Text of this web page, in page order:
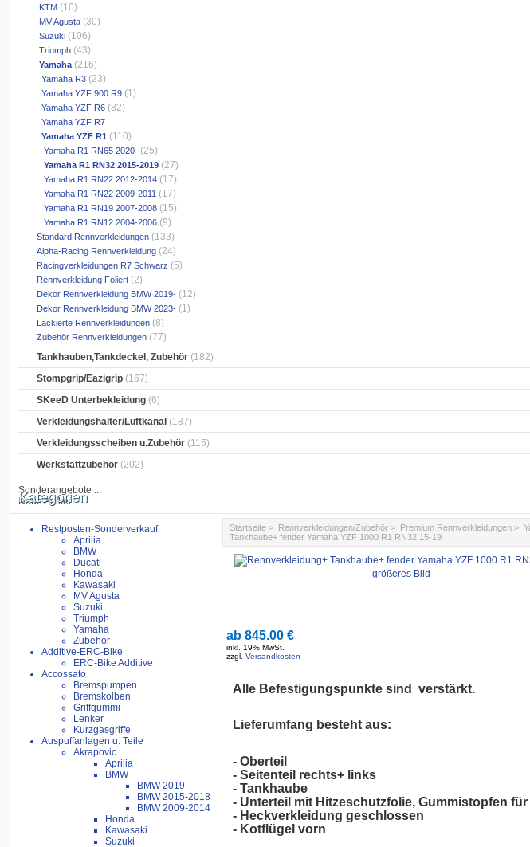
KTM (10)
MV Agusta (30)
Suzuki (106)
Triumph (43)
Yamaha(216)
Yamaha R3 (23)
Yamaha YZF 900 R9 (1)
Yamaha YZF R6 (82)
Yamaha YZF R7
Yamaha YZF R1 (110)
Yamaha R1 RN65 2020- (25)
Yamaha R1 RN32 2015-2019 (27)
Yamaha R1 RN22 2012-2014 (17)
Yamaha R1 RN22 2009-2011 (17)
Yamaha R1 RN19 2007-2008 (15)
Yamaha R1 RN12 2004-2006 (9)
Standard Rennverkleidungen (133)
Alpha-Racing Rennverkleidung (24)
Racingverkleidungen R7 Schwarz (5)
Rennverkleidung Foliert (2)
Dekor Rennverkleidung BMW 2019- (12)
Dekor Rennverkleidung BMW 2023- (1)
Lackierte Rennverkleidungen (8)
Zubehör Rennverkleidungen (77)
Tankhauben,Tankdeckel, Zubehör (182)
Stompgrip/Eazigrip (167)
SKeeD Unterbekleidung (6)
Verkleidungshalter/Luftkanal (187)
Verkleidungsscheiben u.Zubehör (115)
Werkstattzubehör (202)
Sonderangebote ...
Neue Artikel ...
Kategorien
Restposten-Sonderverkauf
Aprilia
BMW
Ducati
Honda
Kawasaki
MV Agusta
Suzuki
Triumph
Yamaha
Zubehör
Additive-ERC-Bike
ERC-Bike Additive
Accossato
Bremspumpen
Bremskolben
Griffgummi
Lenker
Kurzgasgriffe
Auspuffanlagen u. Teile
Akrapovic
Aprilia
BMW
BMW 2019-
BMW 2015-2018
BMW 2009-2014
Honda
Kawasaki
Suzuki
Startseite > Rennverkleidungen/Zubehör > Premium Rennverkleidungen >
Tankhaube+ fender Yamaha YZF 1000 R1 RN32 15-19
größeres Bild
ab845.00 €
inkl. 19% MwSt.
zzgl.Versandkosten
Alle Befestigungspunkte sind verstärkt.
Lieferumfang besteht aus:
- Oberteil
- Seitenteil rechts+ links
- Tankhaube
- Unterteil mit Hitzeschutzfolie, Gummistopfen
- Heckverkleidung geschlossen
- Kotflügel vorn